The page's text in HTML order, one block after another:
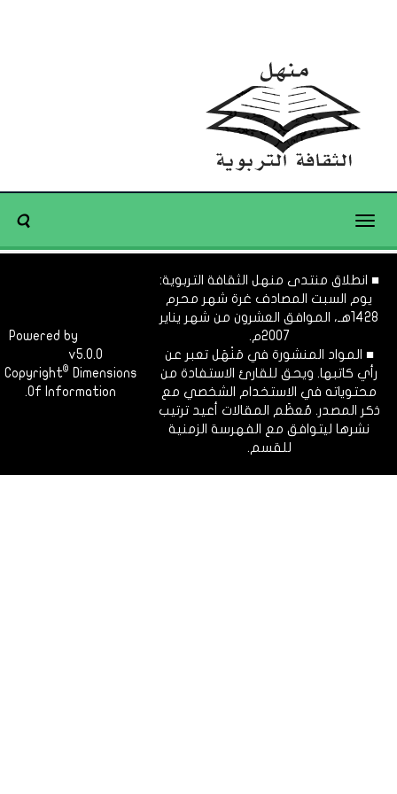
Toggle
■ انطلاق منتدى منهل الثقافة التربوية:
يوم السبت المصادف غرة شهر محرم
1428هـ، الموافق العشرون من شهر يناير
2007م.
■ المواد المنشورة في مَنْهَل تعبر عن
رأي كاتبها. ويحق للقارئ الاستفادة من
محتوياته في الاستخدام الشخصي مع
ذكر المصدر. مُعظَم المقالات أعيد ترتيب
نشرها ليتوافق مع الفهرسة الزمنية
للقسم.
Powered by
v5.0.0
Copyright©
Dimensions
Of Information.